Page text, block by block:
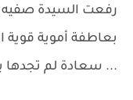
رفعت السيدة صفيه
بعاطفة أموية قوية
... سعادة لم تجدها